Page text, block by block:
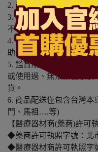
2. 商品包裝會有新舊轉
3. 商品下訂前，建議實
不符或肌膚不適等症狀。
4. 商品使用後若出現不適
助。
5. 鑑賞期非試用期，本
或使用過、無法恢復原狀
貨。
6. 商品配送僅包含台灣本
門、馬祖….等)
【醫療器材商(藥商)許可執
◆藥商許可執照字號：北
◆醫療器材商許可執照字